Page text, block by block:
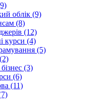
облік (9)
(8)
(12)
курси (4)
(5)
(3)
(6)
(11)